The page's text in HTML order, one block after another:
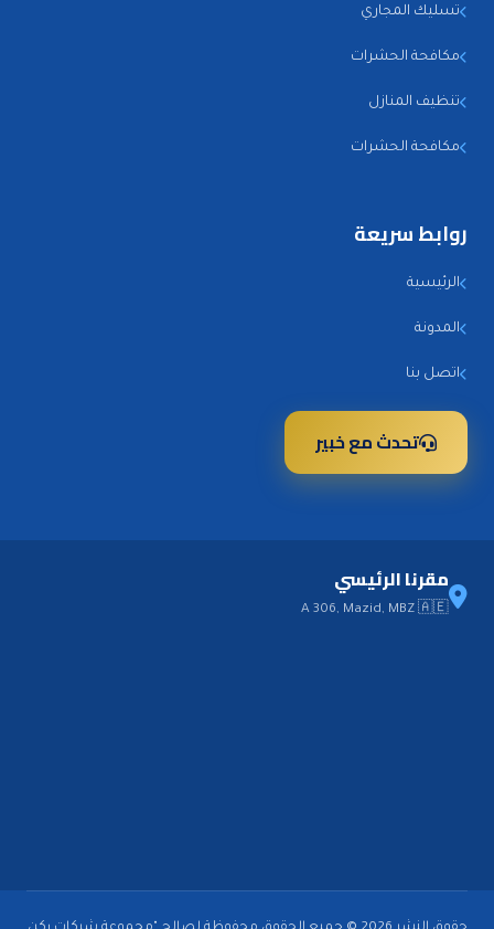
تسليك المجاري
مكافحة الحشرات
تنظيف المنازل
مكافحة الحشرات
روابط سريعة
الرئيسية
المدونة
اتصل بنا
تحدث مع خبير
مقرنا الرئيسي
A 306, Mazid, MBZ 🇦🇪